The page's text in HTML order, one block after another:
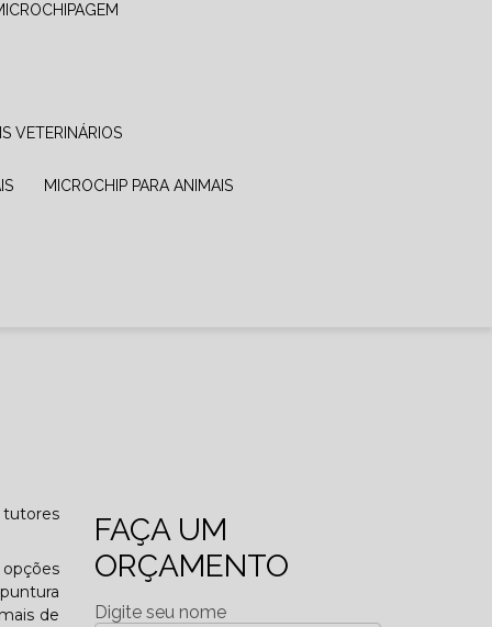
MICROCHIPAGEM
VETERINÁRIOS
MICROCHIP PARA ANIMAIS
tutores
de
FAÇA UM
ORÇAMENTO
Digite seu nome